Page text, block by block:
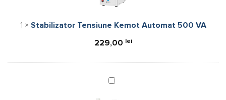
Salus
500
1 × Stabilizator Tensiune Kemot Automat 500 VA
229,00 lei
Filtru